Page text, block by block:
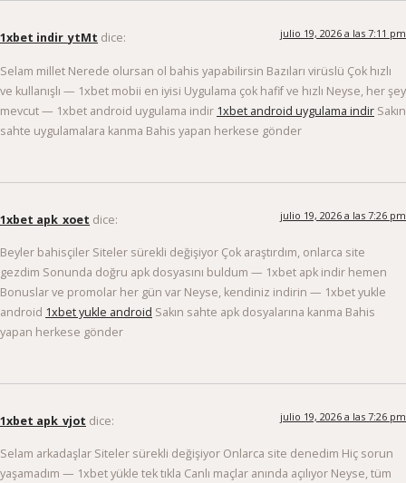
1xbet indir_ytMt dice: julio 19, 2026 a las 7:11 pm
Selam millet Nerede olursan ol bahis yapabilirsin Bazıları virüslü Çok hızlı
ve kullanışlı — 1xbet mobii en iyisi Uygulama çok hafif ve hızlı Neyse, her şey
mevcut — 1xbet android uygulama indir 1xbet android uygulama indir Sakın
sahte uygulamalara kanma Bahis yapan herkese gönder
1xbet apk_xoet dice: julio 19, 2026 a las 7:26 pm
Beyler bahisçiler Siteler sürekli değişiyor Çok araştırdım, onlarca site
gezdim Sonunda doğru apk dosyasını buldum — 1xbet apk indir hemen
Bonuslar ve promolar her gün var Neyse, kendiniz indirin — 1xbet yukle
android 1xbet yukle android Sakın sahte apk dosyalarına kanma Bahis
yapan herkese gönder
1xbet apk_vjot dice: julio 19, 2026 a las 7:26 pm
Selam arkadaşlar Siteler sürekli değişiyor Onlarca site denedim Hiç sorun
yaşamadım — 1xbet yükle tek tıkla Canlı maçlar anında açılıyor Neyse, tüm